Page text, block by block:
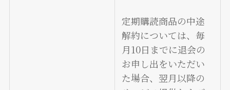
定期購読商品の中途
解約については、毎
月10日までに退会の
お申し出をいただい
た場合、翌月以降の